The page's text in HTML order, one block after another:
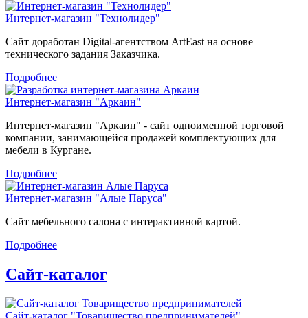
Интернет-магазин "Технолидер"
Сайт доработан Digital-агентством ArtEast на основе
технического задания Заказчика.
Подробнее
Интернет-магазин "Аркаин"
Интернет-магазин "Аркаин" - сайт одноименной торговой
компании, занимающейся продажей комплектующих для
мебели в Кургане.
Подробнее
Интернет-магазин "Алые Паруса"
Сайт мебельного салона с интерактивной картой.
Подробнее
Сайт-каталог
Сайт-каталог "Товарищество предпринимателей"